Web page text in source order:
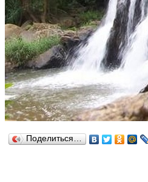
Поделиться…